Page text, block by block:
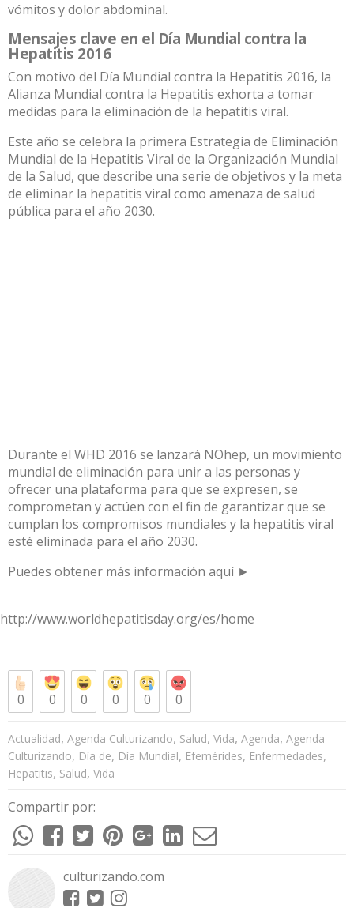
vómitos y dolor abdominal.
Mensajes clave en el Día Mundial contra la
Hepatitis 2016
Con motivo del Día Mundial contra la Hepatitis 2016, la
Alianza Mundial contra la Hepatitis exhorta a tomar
medidas para la eliminación de la hepatitis viral.
Este año se celebra la primera Estrategia de Eliminación
Mundial de la Hepatitis Viral de la Organización Mundial
de la Salud, que describe una serie de objetivos y la meta
de eliminar la hepatitis viral como amenaza de salud
pública para el año 2030.
Durante el WHD 2016 se lanzará NOhep, un movimiento
mundial de eliminación para unir a las personas y
ofrecer una plataforma para que se expresen, se
comprometan y actúen con el fin de garantizar que se
cumplan los compromisos mundiales y la hepatitis viral
esté eliminada para el año 2030.
Puedes obtener más información aquí ►
http://www.worldhepatitisday.org/es/home
0 0 0 0 0 0
Actualidad, Agenda Culturizando, Salud, Vida, Agenda, Agenda
Culturizando, Día de, Día Mundial, Efemérides, Enfermedades,
Hepatitis, Salud, Vida
Compartir por:
culturizando.com